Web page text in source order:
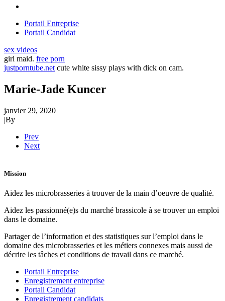
Portail Entreprise
Portail Candidat
sex videos
girl maid. free porn
justporntube.net cute white sissy plays with dick on cam.
Marie-Jade Kuncer
janvier 29, 2020
|By
Prev
Next
Mission
Aidez les microbrasseries à trouver de la main d’oeuvre de qualité.
Aidez les passionné(e)s du marché brassicole à se trouver un emploi
dans le domaine.
Partager de l’information et des statistiques sur l’emploi dans le
domaine des microbrasseries et les métiers connexes mais aussi de
décrire les tâches et conditions de travail dans ce marché.
Portail Entreprise
Enregistrement entreprise
Portail Candidat
Enregistrement candidats